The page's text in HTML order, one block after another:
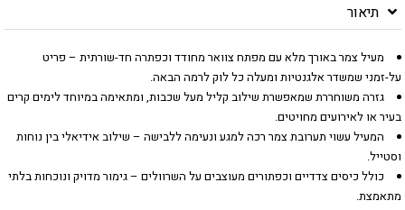
תיאור
מעיל צמר באורך מלא עם מפתח צוואר מחודד וכפתרה חד-שורתית – פריט
על-זמני שמשדר אלגנטיות ומעלה כל לוק לרמה הבאה.
גזרה משוחררת שמאפשרת שילוב קליל מעל שכבות, ומתאימה במיוחד לימים קרים
בעיר או לאירועים מחויטים.
המעיל עשוי תערובת צמר רכה למגע ונעימה ללבישה – שילוב אידיאלי בין נוחות
וסטייל.
כולל כיסים צדדיים וכפתורים מעוצבים על השרוולים – גימור מדויק ונוכחות בלתי
מתאמצת.